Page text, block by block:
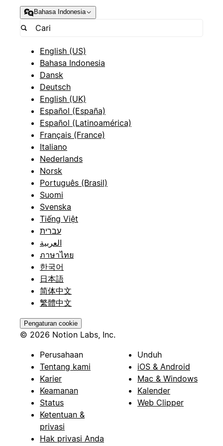
Bahasa Indonesia
English (US)
Bahasa Indonesia
Dansk
Deutsch
English (UK)
Español (España)
Español (Latinoamérica)
Français (France)
Italiano
Nederlands
Norsk
Português (Brasil)
Suomi
Svenska
Tiếng Việt
עברית
العربية
ภาษาไทย
한국어
日本語
简体中文
繁體中文
Pengaturan cookie
© 2026 Notion Labs, Inc.
Perusahaan
Tentang kami
Karier
Keamanan
Status
Ketentuan &
privasi
Hak privasi Anda
Unduh
iOS & Android
Mac & Windows
Kalender
Web Clipper